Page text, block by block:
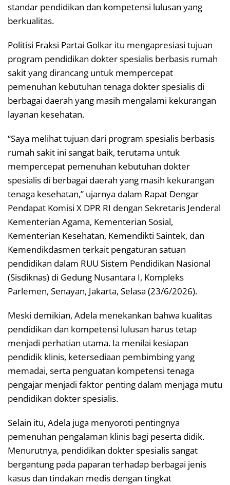
standar pendidikan dan kompetensi lulusan yang
berkualitas.
Politisi Fraksi Partai Golkar itu mengapresiasi tujuan
program pendidikan dokter spesialis berbasis rumah
sakit yang dirancang untuk mempercepat
pemenuhan kebutuhan tenaga dokter spesialis di
berbagai daerah yang masih mengalami kekurangan
layanan kesehatan.
“Saya melihat tujuan dari program spesialis berbasis
rumah sakit ini sangat baik, terutama untuk
mempercepat pemenuhan kebutuhan dokter
spesialis di berbagai daerah yang masih kekurangan
tenaga kesehatan,” ujarnya dalam Rapat Dengar
Pendapat Komisi X DPR RI dengan Sekretaris Jenderal
Kementerian Agama, Kementerian Sosial,
Kementerian Kesehatan, Kemendikti Saintek, dan
Kemendikdasmen terkait pengaturan satuan
pendidikan dalam RUU Sistem Pendidikan Nasional
(Sisdiknas) di Gedung Nusantara I, Kompleks
Parlemen, Senayan, Jakarta, Selasa (23/6/2026).
Meski demikian, Adela menekankan bahwa kualitas
pendidikan dan kompetensi lulusan harus tetap
menjadi perhatian utama. Ia menilai kesiapan
pendidik klinis, ketersediaan pembimbing yang
memadai, serta penguatan kompetensi tenaga
pengajar menjadi faktor penting dalam menjaga mutu
pendidikan dokter spesialis.
Selain itu, Adela juga menyoroti pentingnya
pemenuhan pengalaman klinis bagi peserta didik.
Menurutnya, pendidikan dokter spesialis sangat
bergantung pada paparan terhadap berbagai jenis
kasus dan tindakan medis dengan tingkat